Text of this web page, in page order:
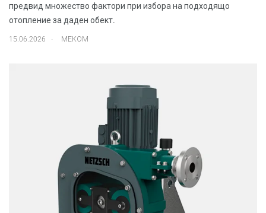
предвид множество фактори при избора на подходящо
отопление за даден обект.
15.06.2026 . МЕКОМ